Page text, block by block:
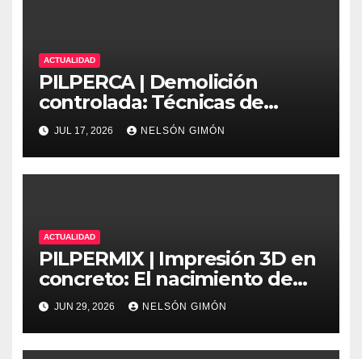
ACTUALIDAD
PILPERCA | Demolición
controlada: Técnicas de
precisión y protocolos de
seguridad en la ingeniería
moderna
JUL 17, 2026 NELSÓN GIMÓN
ACTUALIDAD
PILPERMIX | Impresión 3D en
concreto: El nacimiento de
una nueva era arquitectónica
automatizada
JUN 29, 2026 NELSÓN GIMÓN